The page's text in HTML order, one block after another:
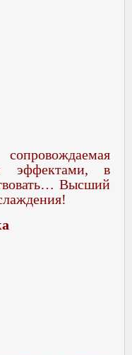
эффектами, в
Высший